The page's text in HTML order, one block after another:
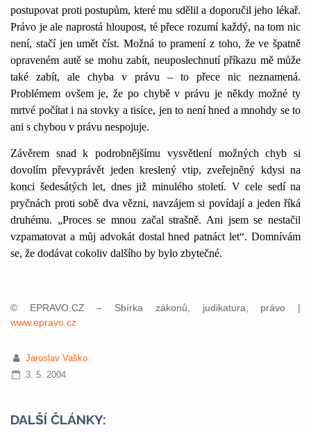
postupovat proti postupům, které mu sdělil a doporučil jeho lékař.
Právo je ale naprostá hloupost, té přece rozumí každý, na tom nic
není, stačí jen umět číst. Možná to pramení z toho, že ve špatně
opraveném autě se mohu zabít, neuposlechnutí příkazu mě může
také zabít, ale chyba v právu – to přece nic neznamená.
Problémem ovšem je, že po chybě v právu je někdy možné ty
mrtvé počítat i na stovky a tisíce, jen to není hned a mnohdy se to
ani s chybou v právu nespojuje.
Závěrem snad k podrobnějšímu vysvětlení možných chyb si
dovolím převyprávět jeden kreslený vtip, zveřejněný kdysi na
konci šedesátých let, dnes již minulého století. V cele sedí na
pryčnách proti sobě dva vězni, navzájem si povídají a jeden říká
druhému. „Proces se mnou začal strašně. Ani jsem se nestačil
vzpamatovat a můj advokát dostal hned patnáct let“. Domnívám
se, že dodávat cokoliv dalšího by bylo zbytečné.
© EPRAVO.CZ – Sbírka zákonů, judikatura, právo |
www.epravo.cz
Jaroslav Vaško
3. 5. 2004
DALŠÍ ČLÁNKY: